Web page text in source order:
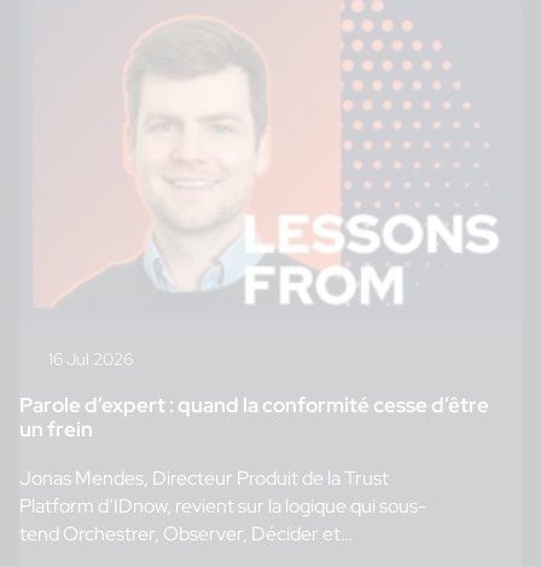
16 Jul 2026
Parole d’expert : quand la conformité cesse d’être
un frein
Jonas Mendes, Directeur Produit de la Trust
Platform d’IDnow, revient sur la logique qui sous-
tend Orchestrer, Observer, Décider et